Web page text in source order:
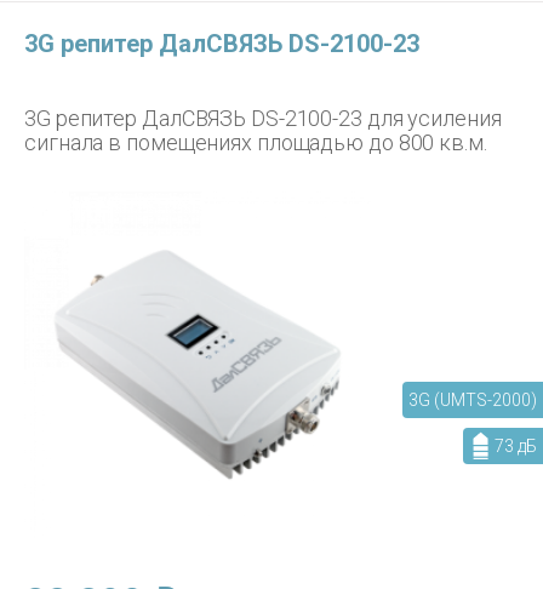
3G репитер ДалСВЯЗЬ DS-2100-23
3G репитер ДалСВЯЗЬ DS-2100-23 для усиления
сигнала в помещениях площадью до 800 кв.м.
3G (UMTS-2000)
73 дБ